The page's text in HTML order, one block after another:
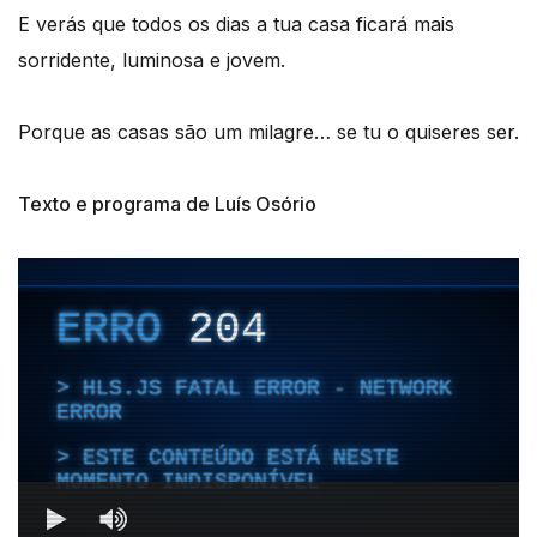
E verás que todos os dias a tua casa ficará mais
sorridente, luminosa e jovem.
Porque as casas são um milagre… se tu o quiseres ser.
Texto e programa de Luís Osório